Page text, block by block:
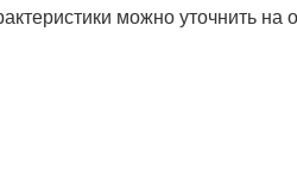
можно уточнить